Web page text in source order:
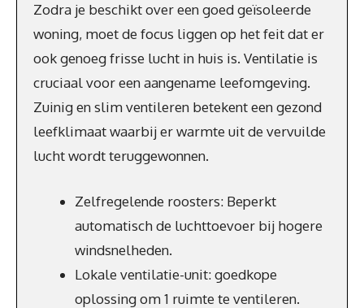
Zodra je beschikt over een goed geïsoleerde
woning, moet de focus liggen op het feit dat er
ook genoeg frisse lucht in huis is. Ventilatie is
cruciaal voor een aangename leefomgeving.
Zuinig en slim ventileren betekent een gezond
leefklimaat waarbij er warmte uit de vervuilde
lucht wordt teruggewonnen.
Zelfregelende roosters: Beperkt
automatisch de luchttoevoer bij hogere
windsnelheden.
Lokale ventilatie-unit: goedkope
oplossing om 1 ruimte te ventileren.